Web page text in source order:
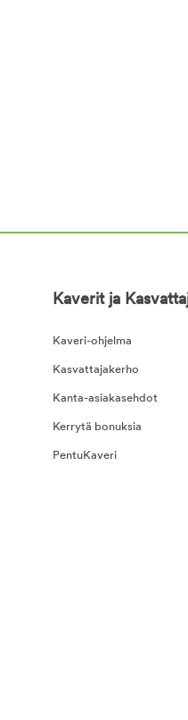
Kaverit ja
Kaveri-ohjelma
Kasvattajakerho
Kanta-asiakasehdot
Kerrytä bonuksia
PentuKaveri